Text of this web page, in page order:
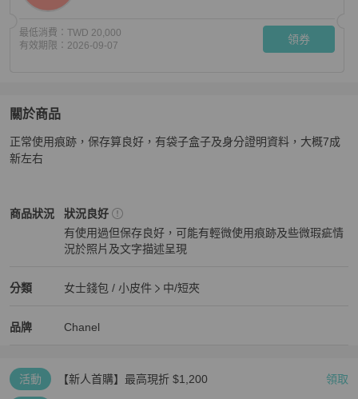
最低消費： TWD 20,000
有效期限： 2026-09-07 領券
關於商品
關於chanel so black 三折短夾商品詳情與購買須知
正常使用痕跡，保存算良好，有袋子盒子及身分證明資料，大概7成
新左右
商品狀況
Chanel女士錢包 / 小皮件
狀況良好
有使用過但保存良好，可能有輕微使用痕跡及些微瑕疵情
況於照片及文字描述呈現
分類
Chanel 女士錢包 / 小皮件分類資訊
女士錢包 / 小皮件
中/短夾
品牌
Chanel 精品女士錢包 / 小皮件
Chanel
Chanel 推薦清單
活動 【新人首購】最高現折 $1,200 領取